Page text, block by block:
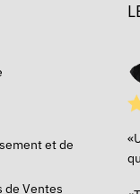
et de
de Ventes